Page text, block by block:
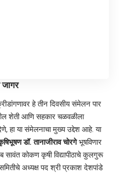
जागर
हे तीन दिवसीय संमेलन पार
शेती आणि सहकार चळवळीला
हा या संमेलनाचा मुख्य उद्देश आहे. या
डॉ. तानाजीराव चोरगेभूषविणार
सावंत कोकण कृषी विद्यापीठाचे कुलगुरू
अध्यक्ष पद श्री प्रकाश देशपांडे